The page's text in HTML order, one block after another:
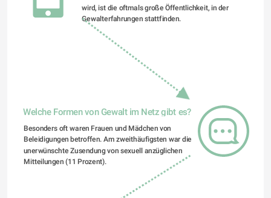
wird, ist die oftmals große Öffentlichkeit, in der
Gewalterfahrungen stattfinden.
Welche Formen von Gewalt im Netz gibt es?
Besonders oft waren Frauen und Mädchen von
Beleidigungen betroffen. Am zweithäufigsten war die
unerwünschte Zusendung von sexuell anzüglichen
Mitteilungen (11 Prozent).